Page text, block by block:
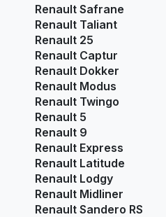
Renault Safrane
Renault Taliant
Renault 25
Renault Captur
Renault Dokker
Renault Modus
Renault Twingo
Renault 5
Renault 9
Renault Express
Renault Latitude
Renault Lodgy
Renault Midliner
Renault Sandero RS